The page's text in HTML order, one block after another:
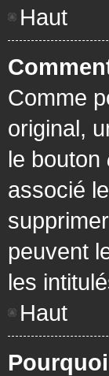
Haut
Comme
original,
le bouton
associé
peuvent
les
Haut